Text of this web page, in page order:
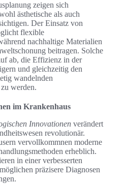
zeigen sich
ästhetische als auch
Der Einsatz von
flexible
nachhaltige Materialien
beitragen. Solche
ab, die Effizienz in der
und gleichzeitig den
wandelnden
werden.
im Krankenhaus
Innovationen verändert
revolutionär.
vervollkommnen moderne
erheblich.
in einer verbesserten
präzisere Diagnosen